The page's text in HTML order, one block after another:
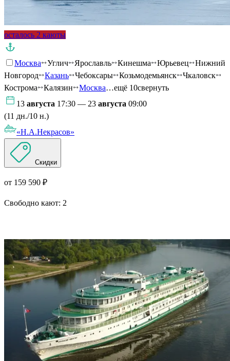
осталось 2 каюты
Москва Углич Ярославль Кинешма Юрьевец
Нижний
Новгород
Казань Чебоксары Козьмодемьянск
Чкаловск
Кострома
Калязин Москва…ещё 10свернуть
13 августа 17:30 — 23 августа 09:00
(11 дн./10 н.)
«Н.А.Некрасов»
Скидки
от 159 590 ₽
Свободно кают: 2